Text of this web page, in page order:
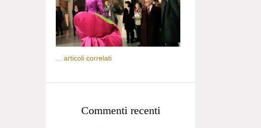
articoli correlati
Commenti recenti